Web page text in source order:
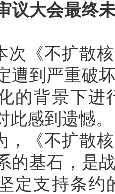
议大会最终
次《不扩散
遭到严重破
的背景下进
此感到遗憾。
，《不扩散
的基石，是
定支持条约